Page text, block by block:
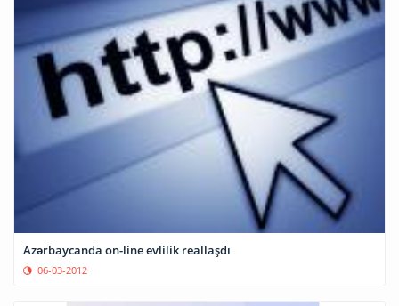
Azərbaycanda on-line evlilik reallaşdı
06-03-2012